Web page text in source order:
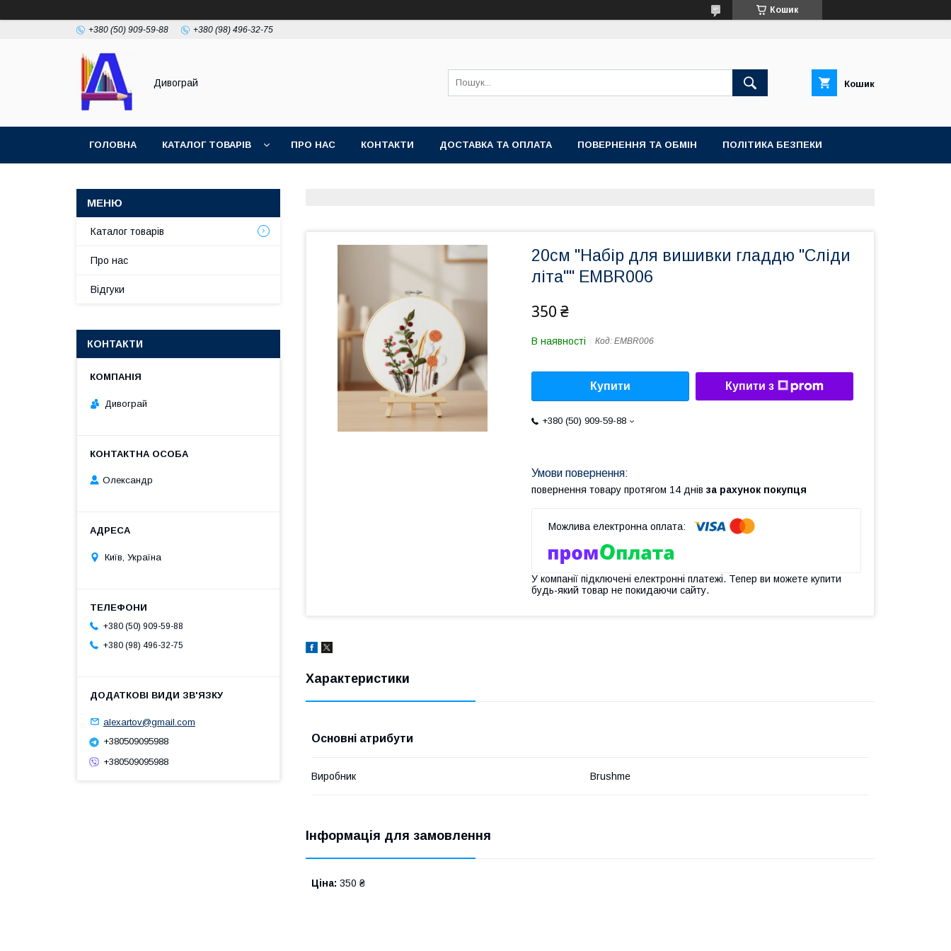
Кошик
+380 (50) 909-59-88 +380 (98) 496-32-75
Дивограй Кошик
ГОЛОВНА КАТАЛОГ ТОВАРІВ ПРО НАС КОНТАКТИ ДОСТАВКА ТА ОПЛАТА ПОВЕРНЕННЯ ТА ОБМІН ПОЛІТИКА БЕЗПЕКИ
20см "Набір для вишивки гладдю "Сліди
літа"" EMBR006
350 ₴
В наявності Код: EMBR006
Купити Купити з
+380 (50) 909-59-88
повернення товару протягом 14 днів за рахунок покупця
У компанії підключені електронні платежі. Тепер ви можете купити
будь-який товар не покидаючи сайту.
Характеристики
Основні атрибути
Виробник Brushme
Інформація для замовлення
Ціна: 350 ₴
Каталог товарів
Про нас
Відгуки
КОНТАКТИ
Дивограй
Олександр
Київ, Україна
+380 (50) 909-59-88
+380 (98) 496-32-75
alexartov@gmail.com
+380509095988
+380509095988